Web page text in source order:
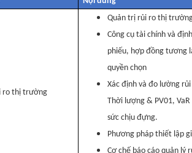
ro thị trường
Quản trị rủi ro thị
Công cụ tài chính và
phiếu, hợp đồng tương
quyền chọn
Xác định và đo lường
Thời lượng & PV01,
sức chịu đựng.
Phương pháp thiết lập
Cơ chế báo cáo quản lý